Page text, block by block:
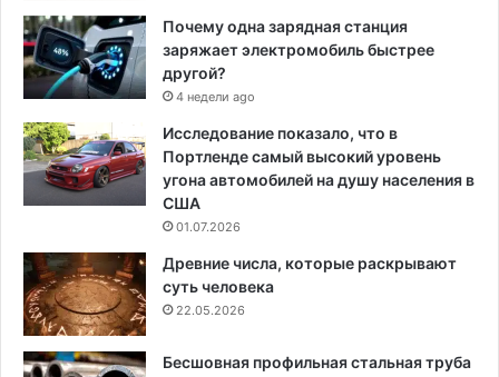
Почему одна зарядная станция
заряжает электромобиль быстрее
другой?
4 недели ago
Исследование показало, что в
Портленде самый высокий уровень
угона автомобилей на душу населения в
США
01.07.2026
Древние числа, которые раскрывают
суть человека
22.05.2026
Бесшовная профильная стальная труба